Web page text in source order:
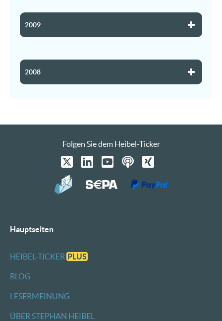
2009
2008
Folgen Sie dem Heibel-Ticker
Hauptseiten
HEIBEL-TICKER PLUS
BLOG
LESERMEINUNG
ÜBER STEPHAN HEIBEL